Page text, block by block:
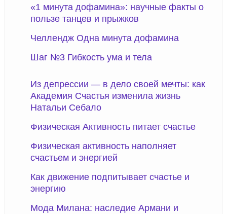
«1 минута дофамина»: научные факты о
пользе танцев и прыжков
Челлендж Одна минута дофамина
Шаг №3 Гибкость ума и тела
Из депрессии — в дело своей мечты: как
Академия Счастья изменила жизнь
Натальи Себало
Физическая Активность питает счастье
Физическая активность наполняет
счастьем и энергией
Как движение подпитывает счастье и
энергию
Мода Милана: наследие Армани и